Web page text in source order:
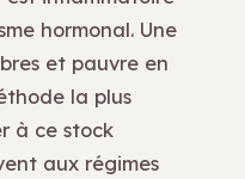
hormonal. Une
et pauvre en
la plus
à ce stock
aux régimes